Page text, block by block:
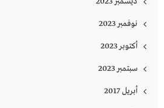
نوفمبر 2023
أكتوبر 2023
سبتمبر 2023
أبريل 2017